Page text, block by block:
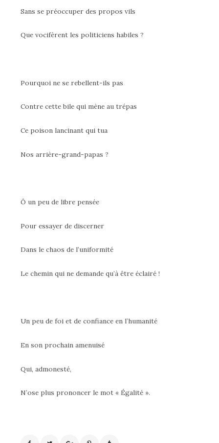
Sans se préoccuper des propos vils
Que vocifèrent les politiciens habiles ?
Pourquoi ne se rebellent-ils pas
Contre cette bile qui mène au trépas
Ce poison lancinant qui tua
Nos arrière-grand-papas ?
Ô un peu de libre pensée
Pour essayer de discerner
Dans le chaos de l’uniformité
Le chemin qui ne demande qu’à être éclairé !
Un peu de foi et de confiance en l’humanité
En son prochain amenuisé
Qui, admonesté,
N’ose plus prononcer le mot « Égalité ».